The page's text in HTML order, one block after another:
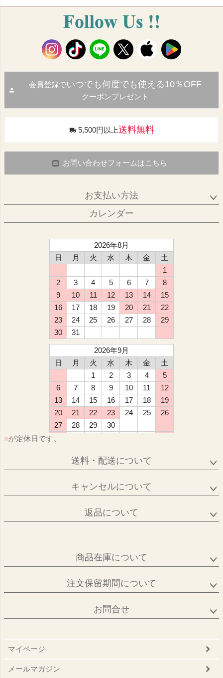
会員登録でいつでも何度でも使える10％OFF
クーポンプレゼント
5,500円以上送料無料
お問い合わせフォームはこちら
お支払い方法
カレンダー
2026年8月
日
月 火 水 木 金
土
1
2
3 4 5 6 7
8
9
10 11 12 13 14
15
16
17 18 19 20 21
22
23
24 25 26 27 28
29
30
31
2026年9月
日
月 火 水 木 金
土
1
2 3 4
5
6
7 8 9 10 11
12
13
14 15 16 17 18
19
20
21 22 23 24 25
26
27
28 29
30
■が定休日です。
送料・配送について
キャンセルについて
返品について
商品在庫について
注文保留期間について
お問合せ
マイページ
メールマガジン